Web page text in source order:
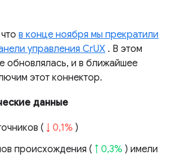
в конце ноября мы прекратили
управления CrUX . В этом
обновлялась, и в ближайшее
этот коннектор.
данные
( ↓ 0,1% )
происхождения ( ↑ 0,3% ) имели